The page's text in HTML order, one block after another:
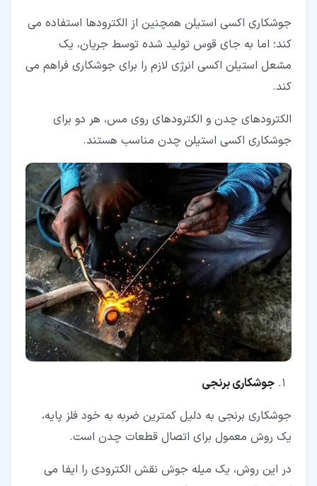
جوشکاری اکسی استیلن همچنین از الکترودها استفاده می
کند؛ اما به جای قوس تولید شده توسط جریان، یک
مشعل استیلن اکسی انرژی لازم را برای جوشکاری فراهم می
کند.
الکترودهای چدن و الکترودهای روی مس، هر دو برای
جوشکاری اکسی استیلن چدن مناسب هستند.
جوشکاری برنجی
جوشکاری برنجی به دلیل کمترین ضربه به خود فلز پایه،
یک روش معمول برای اتصال قطعات چدن است.
در این روش، یک میله جوش نقش الکترودی را ایفا می